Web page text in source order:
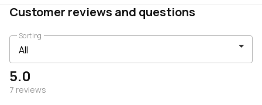
Customer reviews and questions
5.0
7 reviews
Sorting